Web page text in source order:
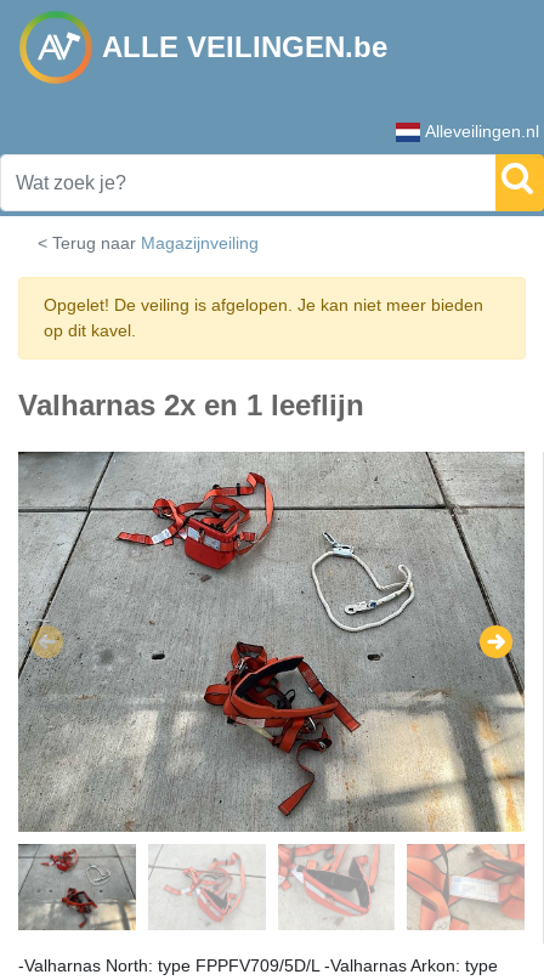
ALLE VEILINGEN.be
Alleveilingen.nl
< Terug naar Magazijnveiling
Opgelet! De veiling is afgelopen. Je kan niet meer bieden
op dit kavel.
Valharnas 2x en 1 leeflijn
-Valharnas North: type FPPFV709/5D/L -Valharnas Arkon: type